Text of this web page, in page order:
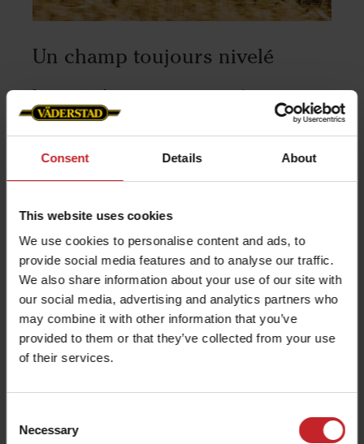
Consent Details About
This website uses cookies
We use cookies to personalise content and ads, to
provide social media features and to analyse our traffic.
We also share information about your use of our site with
our social media, advertising and analytics partners who
may combine it with other information that you’ve
provided to them or that they’ve collected from your use
of their services.
Selection
Necessary
Un champ toujours nivelé
Les niveleurs sont montés sur un
parallélogramme, veillant à ce que l'angle de
travail réglé soit toujours correct à toutes
profondeurs.
sol, le chauffeur peut régler l'intensité des
niveleurs hydrauliquement avec une
précision millimétrique même en
mouvement.